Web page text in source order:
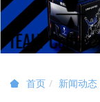
首页 新闻动态